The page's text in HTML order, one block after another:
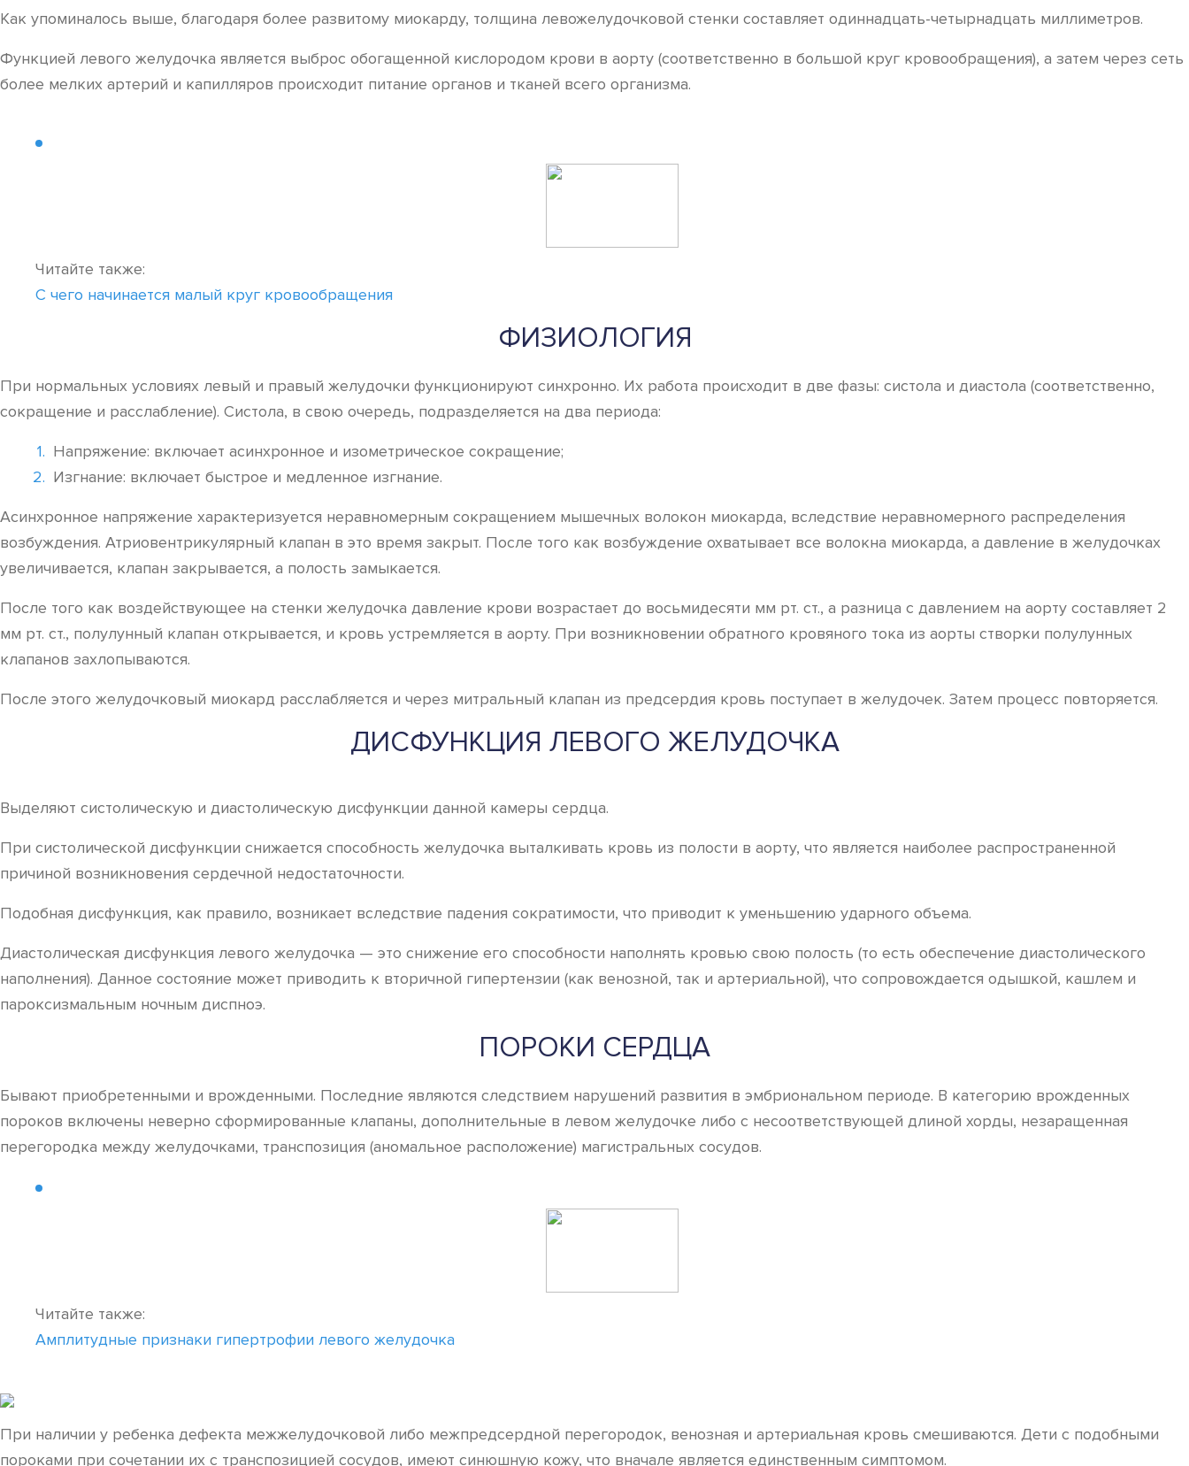
Как упоминалось выше, благодаря более развитому миокарду, толщина левожелудочковой стенки составляет одиннадцать-четырнадцать миллиметров.
Функцией левого желудочка является выброс обогащенной кислородом крови в аорту (соответственно в большой круг кровообращения), а затем через сеть
более мелких артерий и капилляров происходит питание органов и тканей всего организма.
Читайте также:
С чего начинается малый круг кровообращения
ФИЗИОЛОГИЯ
При нормальных условиях левый и правый желудочки функционируют синхронно. Их работа происходит в две фазы: систола и диастола (соответственно,
сокращение и расслабление). Систола, в свою очередь, подразделяется на два периода:
Напряжение: включает асинхронное и изометрическое сокращение;
Изгнание: включает быстрое и медленное изгнание.
Асинхронное напряжение характеризуется неравномерным сокращением мышечных волокон миокарда, вследствие неравномерного распределения
возбуждения. Атриовентрикулярный клапан в это время закрыт. После того как возбуждение охватывает все волокна миокарда, а давление в желудочках
увеличивается, клапан закрывается, а полость замыкается.
После того как воздействующее на стенки желудочка давление крови возрастает до восьмидесяти мм рт. ст., а разница с давлением на аорту составляет 2
мм рт. ст., полулунный клапан открывается, и кровь устремляется в аорту. При возникновении обратного кровяного тока из аорты створки полулунных
клапанов захлопываются.
После этого желудочковый миокард расслабляется и через митральный клапан из предсердия кровь поступает в желудочек. Затем процесс повторяется.
ДИСФУНКЦИЯ ЛЕВОГО ЖЕЛУДОЧКА
Выделяют систолическую и диастолическую дисфункции данной камеры сердца.
При систолической дисфункции снижается способность желудочка выталкивать кровь из полости в аорту, что является наиболее распространенной
причиной возникновения сердечной недостаточности.
Подобная дисфункция, как правило, возникает вследствие падения сократимости, что приводит к уменьшению ударного объема.
Диастолическая дисфункция левого желудочка — это снижение его способности наполнять кровью свою полость (то есть обеспечение диастолического
наполнения). Данное состояние может приводить к вторичной гипертензии (как венозной, так и артериальной), что сопровождается одышкой, кашлем и
пароксизмальным ночным диспноэ.
ПОРОКИ СЕРДЦА
Бывают приобретенными и врожденными. Последние являются следствием нарушений развития в эмбриональном периоде. В категорию врожденных
пороков включены неверно сформированные клапаны, дополнительные в левом желудочке либо с несоответствующей длиной хорды, незаращенная
перегородка между желудочками, транспозиция (аномальное расположение) магистральных сосудов.
Читайте также:
Амплитудные признаки гипертрофии левого желудочка
При наличии у ребенка дефекта межжелудочковой либо межпредсердной перегородок, венозная и артериальная кровь смешиваются. Дети с подобными
пороками при сочетании их с транспозицией сосудов, имеют синюшную кожу, что вначале является единственным симптомом.